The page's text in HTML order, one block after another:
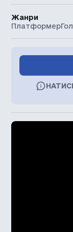
Жанри
Платформер